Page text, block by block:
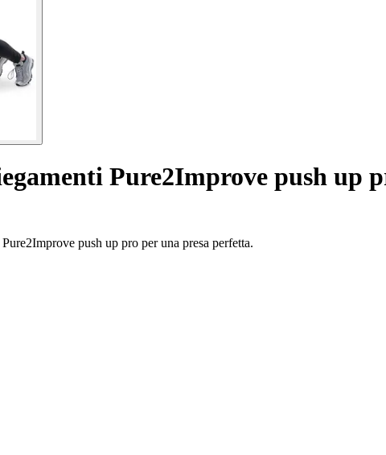
Pure2Improve push up
push up pro per una presa perfetta.